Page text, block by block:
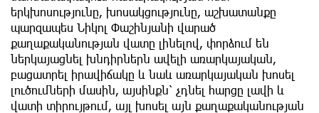
երկխոսությունը, խոսակցությունը, աշխատանքը
պարզապես Նիկոլ Փաշինյանի վարած
քաղաքականության վատը լինելով, փորձում են
ներկայացնել խնդիրներն ավելի առարկայական,
բացատրել իրավիճակը և նաև առարկայական խոսել
լուծումների մասին, այսինքն՝ չդնել հարցը լավի և
վատի տիրույթում, այլ խոսել այն քաղաքականության